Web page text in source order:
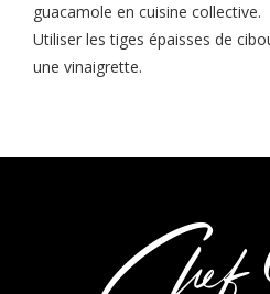
guacamole en cuisine collective.
Utiliser les tiges épaisses de
une vinaigrette.